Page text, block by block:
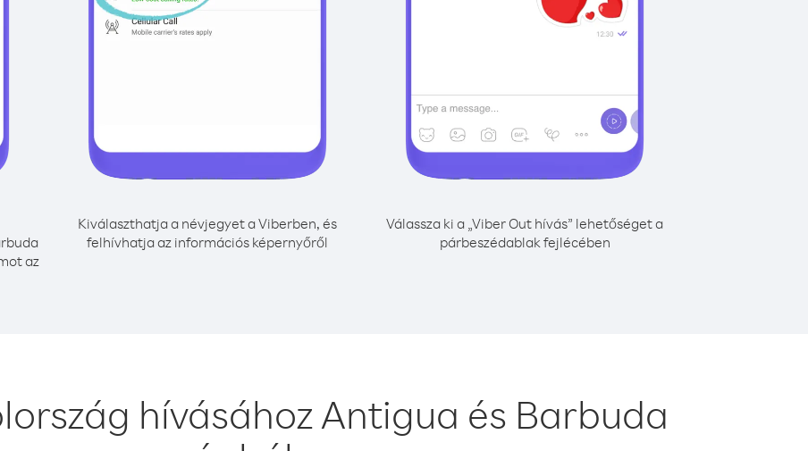
az
Kiválaszthatja a névjegyet a Viberben, és
felhívhatja az információs képernyőről
Válassza ki a „Viber Out hívás” lehetőséget a
párbeszédablak fejlécében
hívásához Antigua és Barbuda